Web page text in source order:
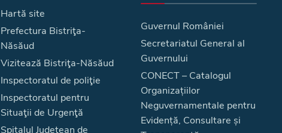
Hartă site
Prefectura Bistriţa-
Năsăud
Vizitează Bistriţa-Năsăud
Inspectoratul de poliţie
Inspectoratul pentru
Situaţii de Urgenţă
Spitalul Judeţean de
Guvernul României
Secretariatul General al
Guvernului
CONECT – Catalogul
Organizațiilor
Neguvernamentale pentru
Evidență, Consultare și